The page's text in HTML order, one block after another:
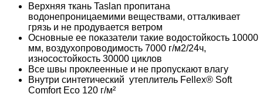
Верхняя ткань Taslan пропитана
водонепроницаемими веществами, отталкивает
грязь и не продувается ветром
Основные ее показатели такие водостойкость 10000
мм, воздухопроводимость 7000 г/м2/24ч,
износостойкость 30000 циклов
Все швы проклеенные и не пропускают влагу
Внутри синтетический утеплитель Fellex® Soft
Comfort Eco 120 г/м²